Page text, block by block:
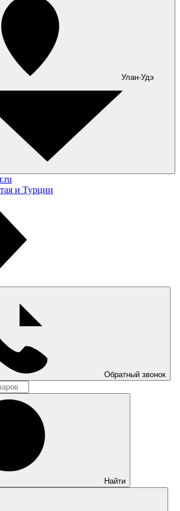
Улан-Удэ
и Турции
Обратный звонок
Найти